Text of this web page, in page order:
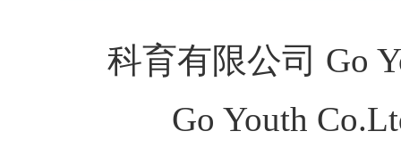
科育有限公司 Go
Go Youth